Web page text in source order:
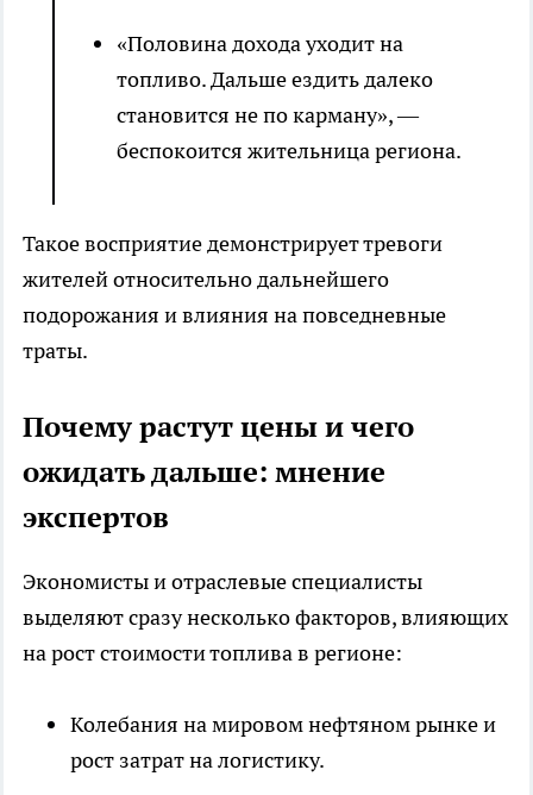
«Половина дохода уходит на
топливо. Дальше ездить далеко
становится не по карману», —
беспокоится жительница региона.
Такое восприятие демонстрирует тревоги
жителей относительно дальнейшего
подорожания и влияния на повседневные
траты.
Почему растут цены и чего
ожидать дальше: мнение
экспертов
Экономисты и отраслевые специалисты
выделяют сразу несколько факторов, влияющих
на рост стоимости топлива в регионе:
Колебания на мировом нефтяном рынке и
рост затрат на логистику.